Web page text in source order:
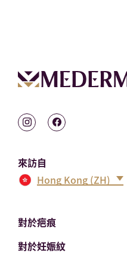
來訪自
Hong Kong (ZH)
對於疤痕
對於妊娠紋